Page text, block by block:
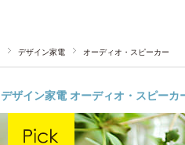
デザイン家電 オーディオ・スピーカー
デザイン家電 オーディオ・スピーカ